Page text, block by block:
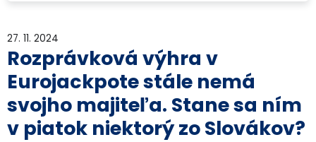
27. 11. 2024
Rozprávková výhra v
Eurojackpote stále nemá
svojho majiteľa. Stane sa ním
v piatok niektorý zo Slovákov?